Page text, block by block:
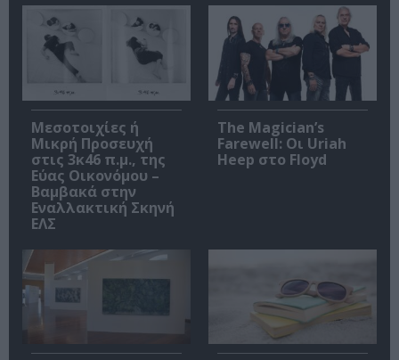
Μεσοτοιχίες ή
Μικρή Προσευχή
στις 3κ46 π.μ., της
Εύας Οικονόμου –
Βαμβακά στην
Εναλλακτική Σκηνή
ΕΛΣ
The Magician’s
Farewell: Οι Uriah
Heep στο Floyd